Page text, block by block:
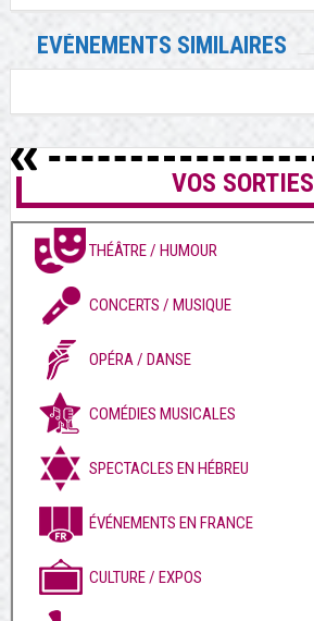
EVÉNEMENTS SIMILAIRES
VOS SORTIES
THÉÂTRE / HUMOUR
CONCERTS / MUSIQUE
OPÉRA / DANSE
COMÉDIES MUSICALES
SPECTACLES EN HÉBREU
ÉVÉNEMENTS EN FRANCE
CULTURE / EXPOS